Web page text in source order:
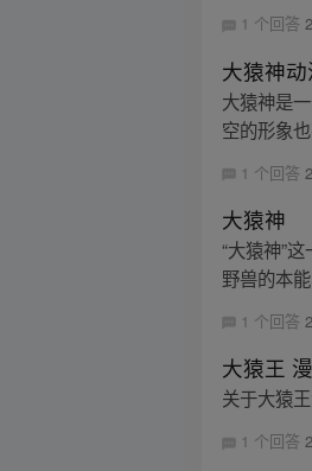
1 个回答
大猿神动
大猿神是
空的形象
1 个回答
大猿神
“大猿神”
野兽的本
1 个回答
大猿王
关于大猿
1 个回答